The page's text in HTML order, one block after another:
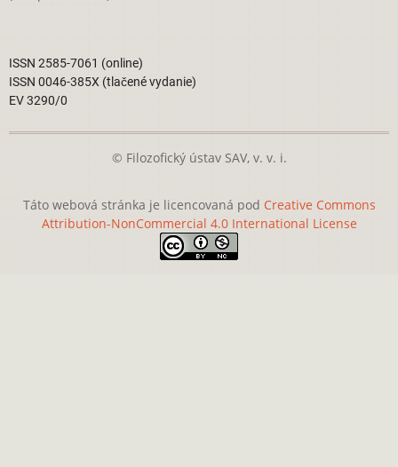
ISSN 2585-7061 (online)
ISSN 0046-385X (tlačené vydanie)
EV 3290/0
© Filozofický ústav SAV, v. v. i.
Táto webová stránka je licencovaná pod Creative Commons
Attribution-NonCommercial 4.0 International License